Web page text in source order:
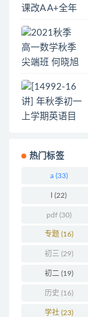
热门标签
a(33)
(22)
pdf(30)
专题(16)
初三 (29)
初二 (19)
历史 (16)
学社(23)